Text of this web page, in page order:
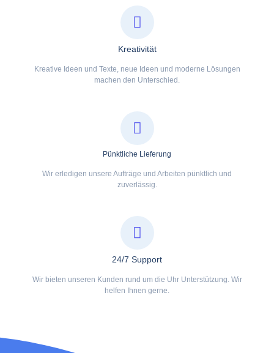
Kreativität
Kreative Ideen und Texte, neue Ideen und moderne Lösungen
machen den Unterschied.
Pünktliche Lieferung
Wir erledigen unsere Aufträge und Arbeiten pünktlich und
zuverlässig.
24/7 Support
Wir bieten unseren Kunden rund um die Uhr Unterstützung. Wir
helfen Ihnen gerne.